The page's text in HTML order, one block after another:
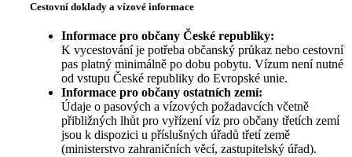
Cestovní doklady a vízové informace
Informace pro občany České republiky:
K vycestování je potřeba občanský průkaz nebo cestovní
pas platný minimálně po dobu pobytu. Vízum není nutné
od vstupu České republiky do Evropské unie.
Informace pro občany ostatních zemí:
Údaje o pasových a vízových požadavcích včetně
přibližných lhůt pro vyřízení víz pro občany třetích zemí
jsou k dispozici u příslušných úřadů třetí země
(ministerstvo zahraničních věcí, zastupitelský úřad).